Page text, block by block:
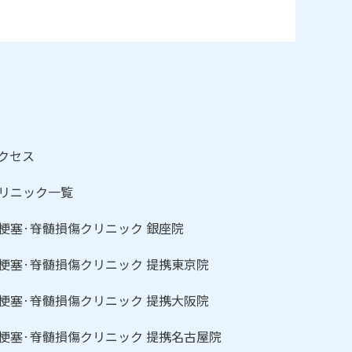
セス
ニック一覧
塞·脊髄損傷クリニック 銀座院
塞·脊髄損傷クリニック 提携東京院
塞·脊髄損傷クリニック 提携大阪院
塞·脊髄損傷クリニック 提携名古屋院